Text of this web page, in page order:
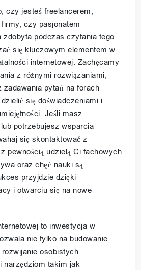
czy jesteś freelancerem,
firmy, czy pasjonatem
zdobyta podczas czytania tego
się kluczowym elementem w
internetowej. Zachęcamy
z różnymi rozwiązaniami,
zadawania pytań na forach
się doświadczeniami i
Jeśli masz
potrzebujesz wsparcia
się skontaktować z
pewnością udzielą Ci fachowych
oraz chęć nauki są
przyjdzie dzięki
i otwarciu się na nowe
to inwestycja w
nie tylko na budowanie
osobistych
narzędziom takim jak